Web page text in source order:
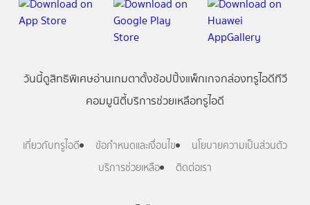
วันนี้ดูสิทธิพิเศษอ่านเกมตาตั้งช้อปปิ้งแพ็กเกจกล่องทรูไอดีทีวี
คอมมูนิตี้บริการช่วยเหลือทรูไอดี
เกี่ยวกับทรูไอดี ข้อกำหนดและเงื่อนไข
นโยบายความเป็นส่วนตัว
บริการช่วยเหลือ
ติดต่อเรา